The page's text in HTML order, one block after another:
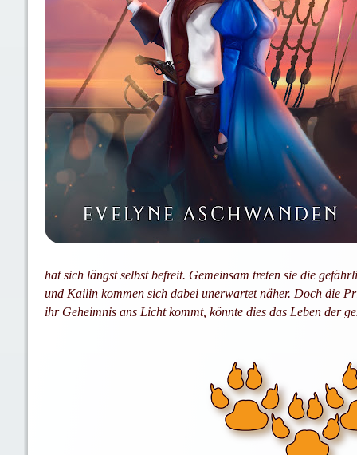
hat sich längst selbst befreit. Gemeinsam treten sie die
und Kailin kommen sich dabei unerwartet näher. Doch die
ihr Geheimnis ans Licht kommt, könnte dies das Leben der